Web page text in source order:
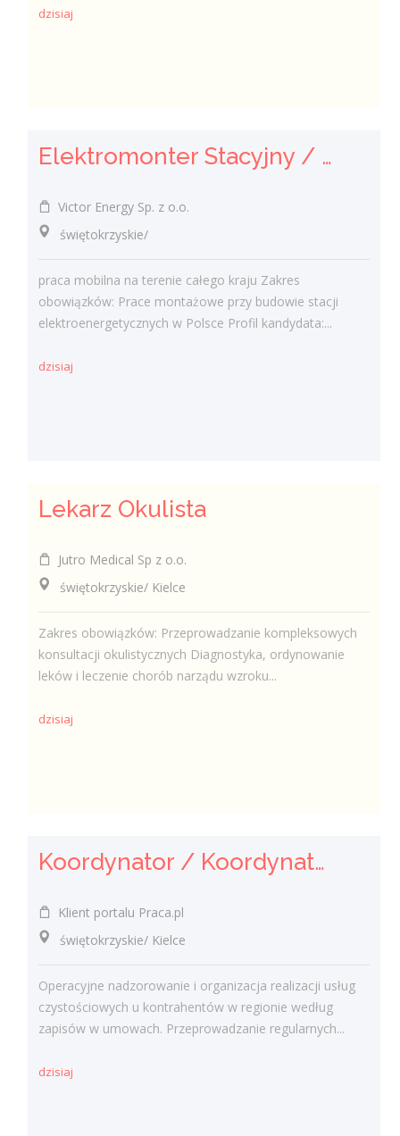
dzisiaj
Elektromonter Stacyjny / Elektromonterka Stacyjna (K/M)
Victor Energy Sp. z o.o.
świętokrzyskie/
praca mobilna na terenie całego kraju Zakres
obowiązków: Prace montażowe przy budowie stacji
elektroenergetycznych w Polsce Profil kandydata:...
dzisiaj
Lekarz Okulista
Jutro Medical Sp z o.o.
świętokrzyskie/ Kielce
Zakres obowiązków: Przeprowadzanie kompleksowych
konsultacji okulistycznych Diagnostyka, ordynowanie
leków i leczenie chorób narządu wzroku...
dzisiaj
Koordynator / Koordynatorka Usług Serwisowych i Zespołów Terenowych
Klient portalu Praca.pl
świętokrzyskie/ Kielce
Operacyjne nadzorowanie i organizacja realizacji usług
czystościowych u kontrahentów w regionie według
zapisów w umowach. Przeprowadzanie regularnych...
dzisiaj